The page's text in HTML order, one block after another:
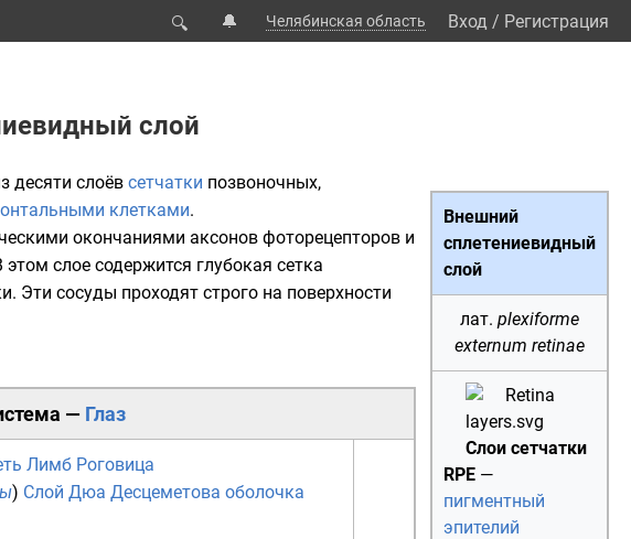
🔍 🔔 Челябинская область Вход / Регистрация
слой
Внешний
сплетениевидный
слой
лат. plexiforme
externum retinae
Слои сетчатки
RPE —
пигментный
эпителий
десяти слоёв сетчатки позвоночных,
клетками.
окончаниями аксонов фоторецепторов и
слое содержится глубокая сетка
Эти сосуды проходят строго на поверхности
— Глаз
Лимб Роговица
) Слой Дюа Десцеметова оболочка